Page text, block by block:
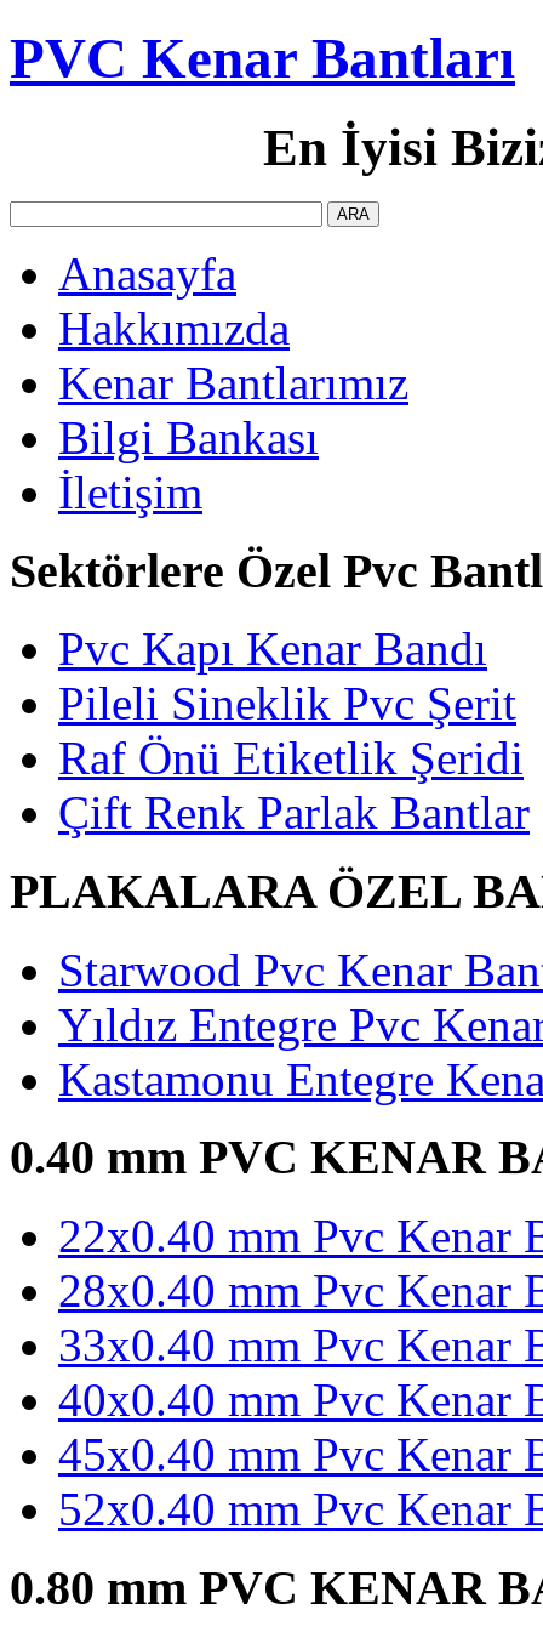
PVC Kenar Bantları
En İyisi
Anasayfa
Hakkımızda
Kenar Bantlarımız
Bilgi Bankası
İletişim
Sektörlere Özel Pvc
Pvc Kapı Kenar Bandı
Pileli Sineklik Pvc Şerit
Raf Önü Etiketlik Şeridi
Çift Renk Parlak Bantlar
PLAKALARA ÖZEL
Starwood Pvc Kenar
Yıldız Entegre Pvc
Kastamonu Entegre
0.40 mm PVC KENAR
22x0.40 mm Pvc Kenar
28x0.40 mm Pvc Kenar
33x0.40 mm Pvc Kenar
40x0.40 mm Pvc Kenar
45x0.40 mm Pvc Kenar
52x0.40 mm Pvc Kenar
0.80 mm PVC KENAR